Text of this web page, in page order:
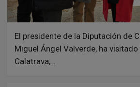
El presidente de la Diputación de
Miguel Ángel Valverde, ha
Calatrava,…